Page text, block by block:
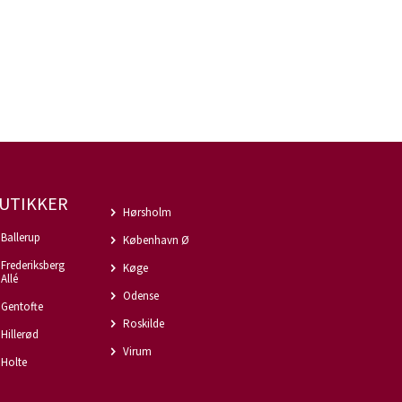
Ballerup
Frederiksberg
Allé
Gentofte
Hillerød
Holte
Hørsholm
København Ø
Køge
Odense
Roskilde
Virum